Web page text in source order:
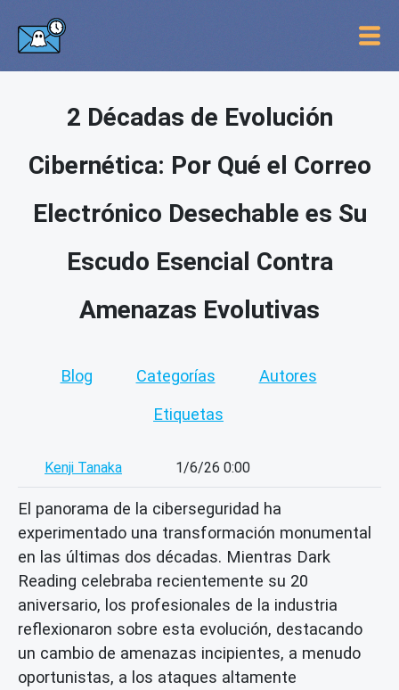
2 Décadas de Evolución
Cibernética: Por Qué el Correo
Electrónico Desechable es Su
Escudo Esencial Contra
Amenazas Evolutivas
Blog Categorías Autores
Etiquetas
Kenji Tanaka 1/6/26 0:00
El panorama de la ciberseguridad ha
experimentado una transformación monumental
en las últimas dos décadas. Mientras Dark
Reading celebraba recientemente su 20
aniversario, los profesionales de la industria
reflexionaron sobre esta evolución, destacando
un cambio de amenazas incipientes, a menudo
oportunistas, a los ataques altamente